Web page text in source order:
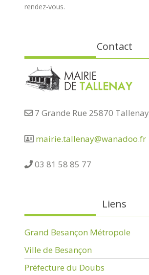
rendez-vous.
Contact
7 Grande Rue 25870 Tallenay
mairie.tallenay@wanadoo.fr
03 81 58 85 77
Liens
Grand Besançon Métropole
Ville de Besançon
Préfecture du Doubs